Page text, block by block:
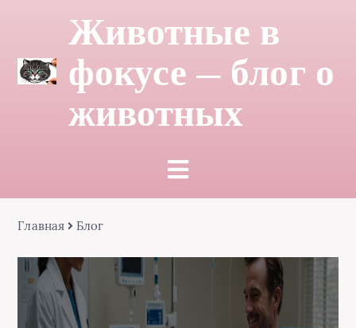
Животные в
фокусе — блог о
животных
Главная Блог